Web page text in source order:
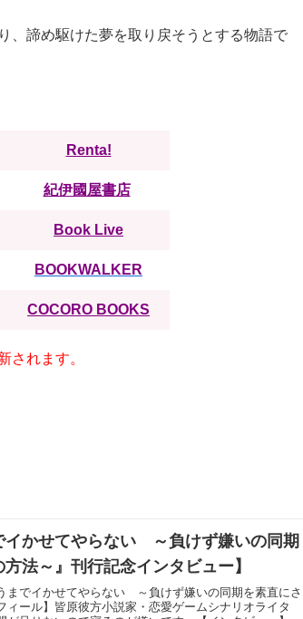
、諦め駆けた夢を取り戻そうとする物語で
Renta!
紀伊國屋書店
Book Live
BOOKWALKER
COCORO BOOKS
されます。
イかせてやらない ～負けず嫌いの同期
法～』刊行記念インタビュー】
までイかせてやらない ～負けず嫌いの同期を素直にさ
ィール】皆原彼方小説家・恋愛ゲームシナリオライタ